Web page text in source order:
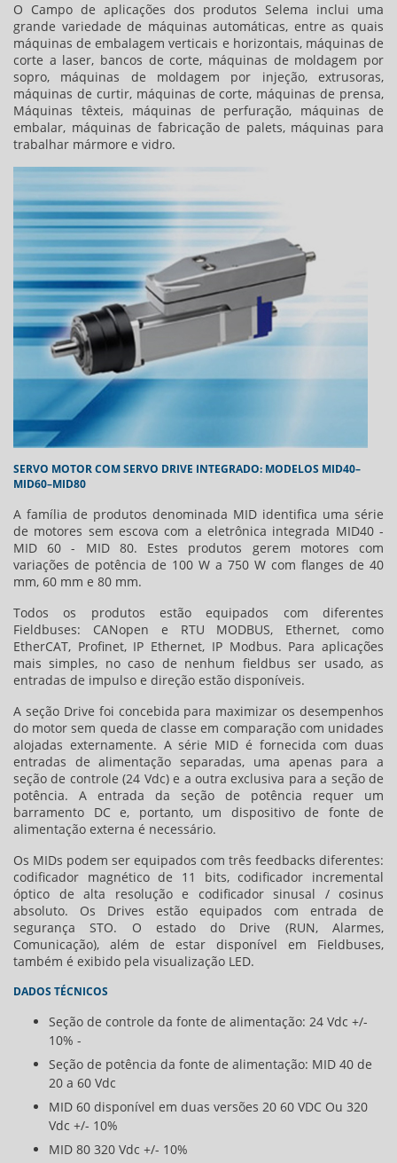
O Campo de aplicações dos produtos Selema inclui uma
grande variedade de máquinas automáticas, entre as quais
máquinas de embalagem verticais e horizontais, máquinas de
corte a laser, bancos de corte, máquinas de moldagem por
sopro, máquinas de moldagem por injeção, extrusoras,
máquinas de curtir, máquinas de corte, máquinas de prensa,
Máquinas têxteis, máquinas de perfuração, máquinas de
embalar, máquinas de fabricação de palets, máquinas para
trabalhar mármore e vidro.
SERVO MOTOR COM SERVO DRIVE INTEGRADO: MODELOS MID40–
MID60–MID80
A família de produtos denominada MID identifica uma série
de motores sem escova com a eletrônica integrada MID40 -
MID 60 - MID 80. Estes produtos gerem motores com
variações de potência de 100 W a 750 W com flanges de 40
mm, 60 mm e 80 mm.
Todos os produtos estão equipados com diferentes
Fieldbuses: CANopen e RTU MODBUS, Ethernet, como
EtherCAT, Profinet, IP Ethernet, IP Modbus. Para aplicações
mais simples, no caso de nenhum fieldbus ser usado, as
entradas de impulso e direção estão disponíveis.
A seção Drive foi concebida para maximizar os desempenhos
do motor sem queda de classe em comparação com unidades
alojadas externamente. A série MID é fornecida com duas
entradas de alimentação separadas, uma apenas para a
seção de controle (24 Vdc) e a outra exclusiva para a seção de
potência. A entrada da seção de potência requer um
barramento DC e, portanto, um dispositivo de fonte de
alimentação externa é necessário.
Os MIDs podem ser equipados com três feedbacks diferentes:
codificador magnético de 11 bits, codificador incremental
óptico de alta resolução e codificador sinusal / cosinus
absoluto. Os Drives estão equipados com entrada de
segurança STO. O estado do Drive (RUN, Alarmes,
Comunicação), além de estar disponível em Fieldbuses,
também é exibido pela visualização LED.
DADOS TÉCNICOS
Seção de controle da fonte de alimentação: 24 Vdc +/-
10% -
Seção de potência da fonte de alimentação: MID 40 de
20 a 60 Vdc
MID 60 disponível em duas versões 20 60 VDC Ou 320
Vdc +/- 10%
MID 80 320 Vdc +/- 10%